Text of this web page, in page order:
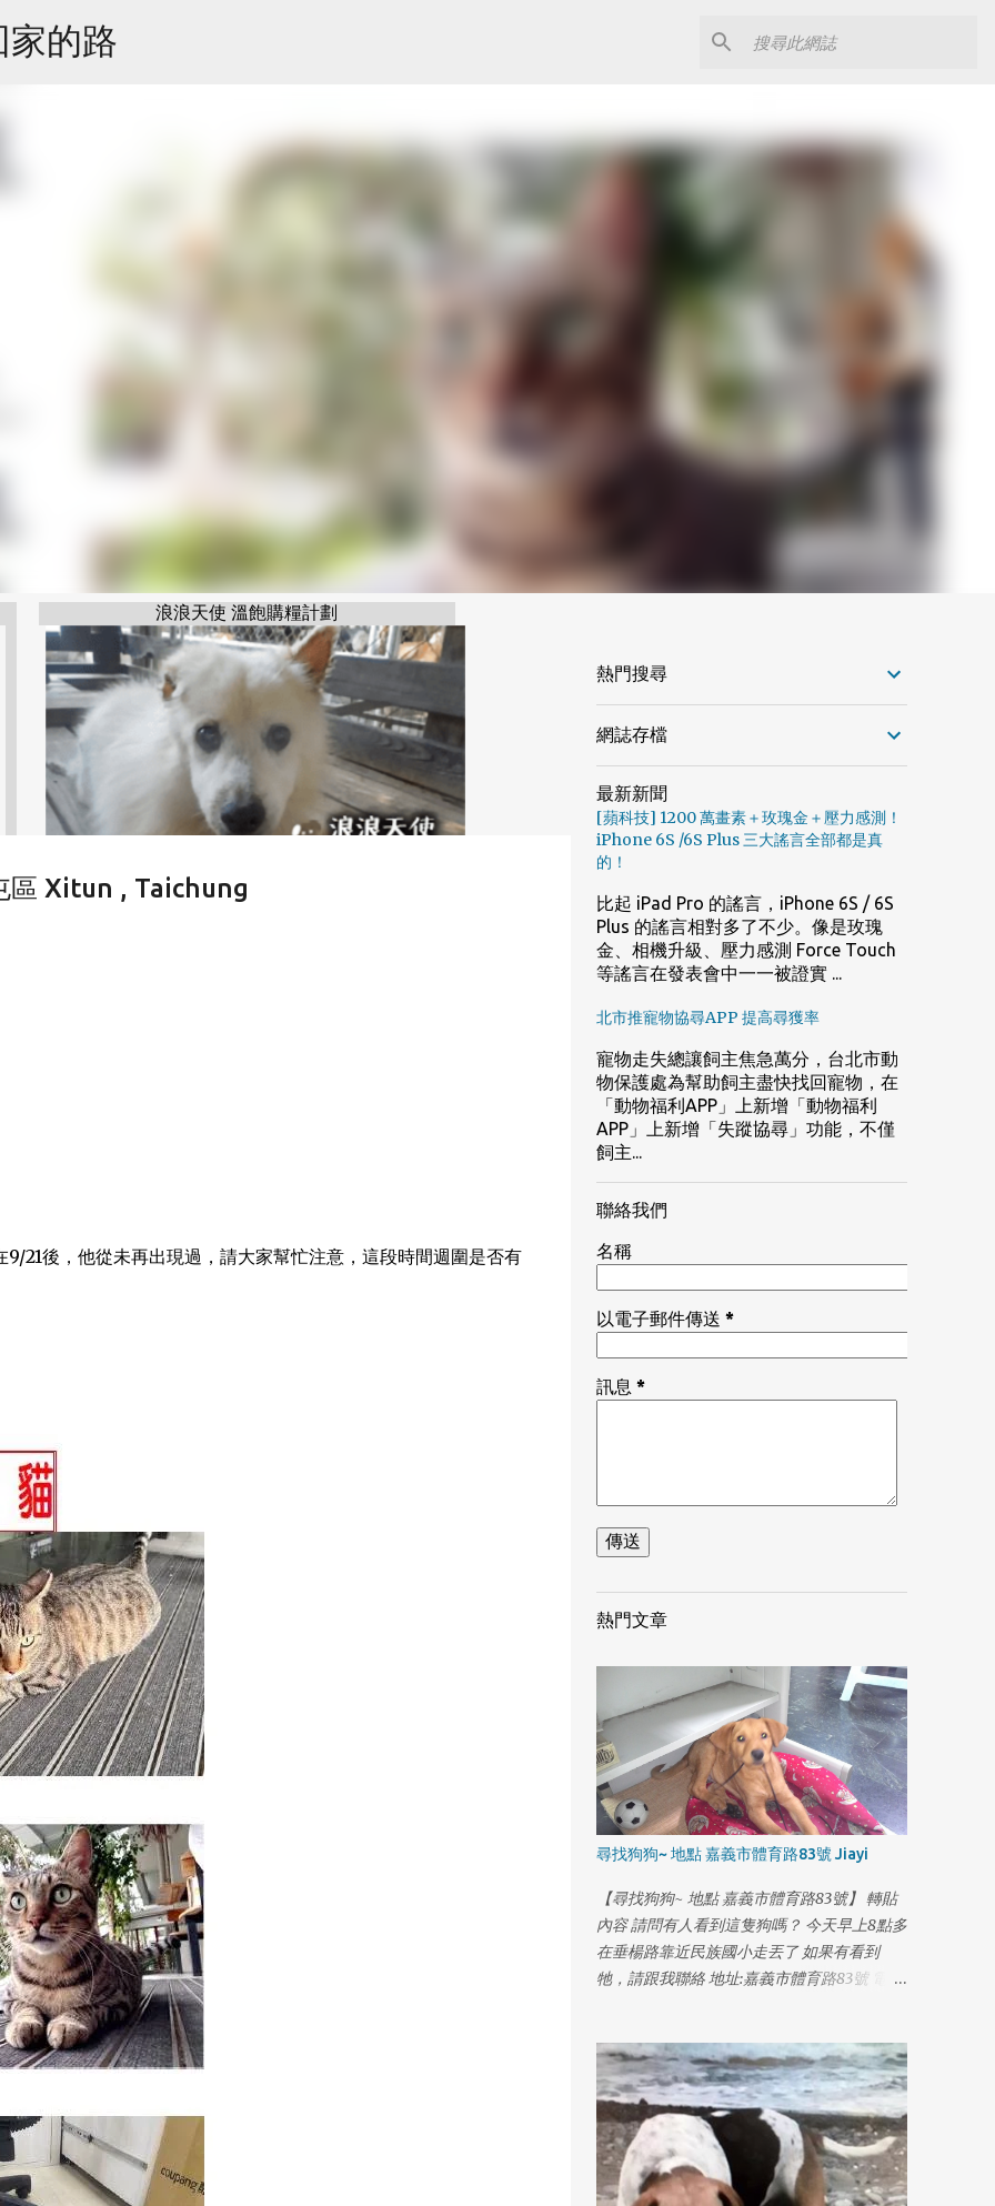
家的路
浪浪天使 溫飽購糧計劃
區 Xitun , Taichung
21後，他從未再出現過，請大家幫忙注意，這段時間週圍是否有
熱門搜尋
網誌存檔
最新新聞
[蘋科技] 1200 萬畫素＋玫瑰金＋壓力感測！
iPhone 6S /6S Plus 三大謠言全部都是真
的！
比起 iPad Pro 的謠言，iPhone 6S / 6S
Plus 的謠言相對多了不少。像是玫瑰
金、相機升級、壓力感測 Force Touch
等謠言在發表會中一一被證實 ...
北市推寵物協尋APP 提高尋獲率
寵物走失總讓飼主焦急萬分，台北市動
物保護處為幫助飼主盡快找回寵物，在
「動物福利APP」上新增「動物福利
APP」上新增「失蹤協尋」功能，不僅
飼主...
聯絡我們
名稱
以電子郵件傳送 *
訊息 *
熱門文章
1
尋找狗狗~ 地點 嘉義市體育路83號 Jiayi
【尋找狗狗~ 地點 嘉義市體育路83號】 轉貼
內容 請問有人看到這隻狗嗎？ 今天早上8點多
在垂楊路靠近民族國小走丟了 如果有看到
牠，請跟我聯絡 地址:嘉義市體育路83號 電